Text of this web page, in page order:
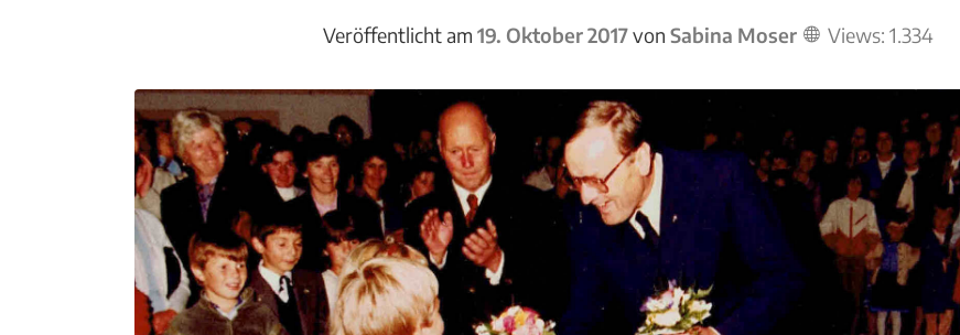
Veröffentlicht am 19. Oktober 2017von Sabina Moser Views: 1.334